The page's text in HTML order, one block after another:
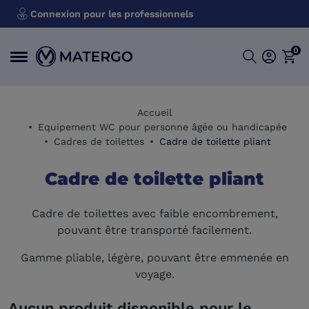
Connexion pour les professionnels
0
Accueil
Equipement WC pour personne âgée ou handicapée
Cadres de toilettes
Cadre de toilette pliant
Cadre de toilette pliant
Cadre de toilettes avec faible encombrement,
pouvant être transporté facilement.
Gamme pliable, légère, pouvant être emmenée en
voyage.